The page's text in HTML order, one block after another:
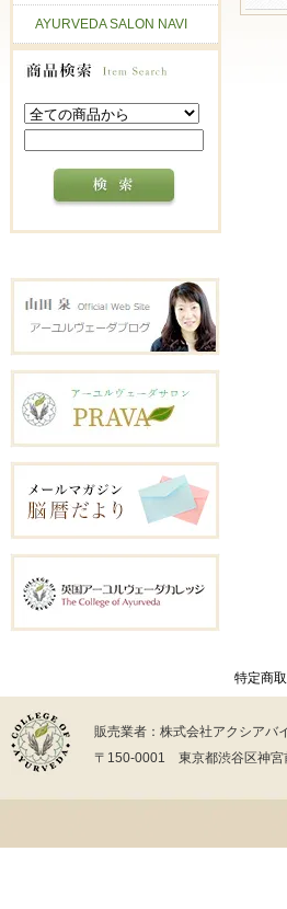
AYURVEDA SALON NAVI
特定商
販売業者：株式会社アクシア
〒150-0001 東京都渋谷区神